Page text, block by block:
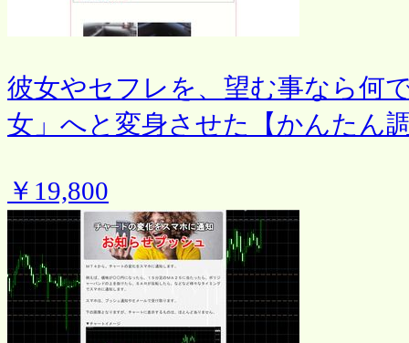
彼女やセフレを、望む事なら何
女」へと変身させた【かんたん
￥19,800